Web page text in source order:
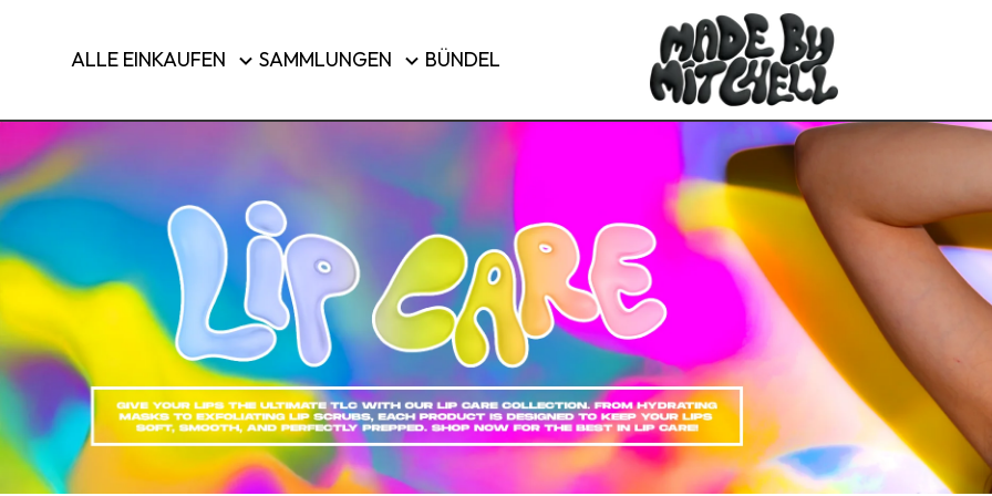
ALLE EINKAUFEN SAMMLUNGEN BÜNDEL
Österreich
Belgien (EUR
Kroatien
Dänemark
Estland
Finnland
Frankreich
Deutschland
Ungarn
Reisegepäck KAUFEN SIE DIE FAVORITEN